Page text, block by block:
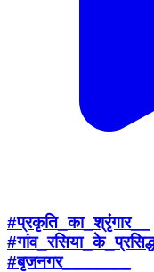
#प्रकृति_का_श्रृंगार__
#बृजनगर_______